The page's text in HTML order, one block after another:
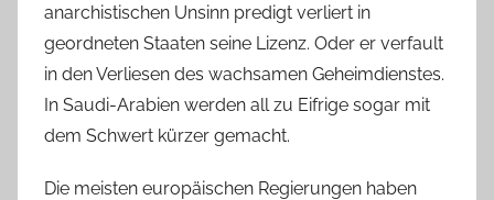
anarchistischen Unsinn predigt verliert in
geordneten Staaten seine Lizenz. Oder er verfault
in den Verliesen des wachsamen Geheimdienstes.
In Saudi-Arabien werden all zu Eifrige sogar mit
dem Schwert kürzer gemacht.
Die meisten europäischen Regierungen haben